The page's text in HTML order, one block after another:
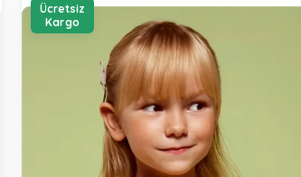
Ücretsiz
Kargo